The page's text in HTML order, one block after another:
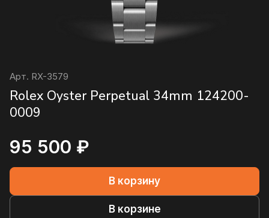
Арт. RX-3579
Rolex Oyster Perpetual 34mm 124200-
0009
95 500 ₽
В корзину
В корзине